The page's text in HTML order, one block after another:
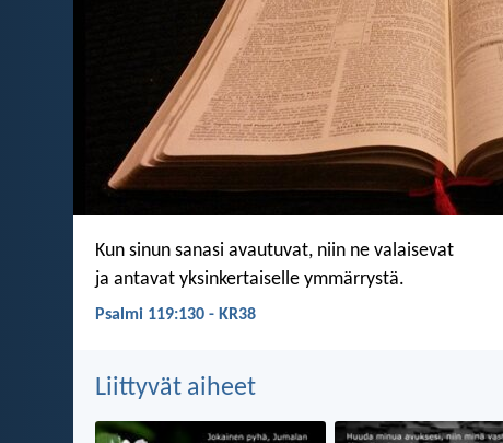
Kun sinun sanasi avautuvat, niin ne valaisevat
ja antavat yksinkertaiselle ymmärrystä.
Psalmi 119:130 - KR38
Liittyvät aiheet